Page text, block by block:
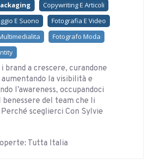
Copywriting E Articoli
E Suono
Fotografia E Video
Fotografo Moda
brand a crescere, curandone
la visibilità e
l’awareness, occupandoci
benessere del team che li
sceglierci Con Sylvie
Tutta Italia